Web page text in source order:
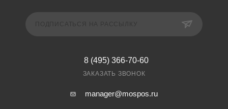
8 (495) 366-70-60
ЗАКАЗАТЬ ЗВОНОК
manager@mospos.ru